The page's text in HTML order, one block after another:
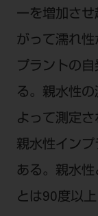
ーを増加さ
がって濡れ
プラントの
る。親水性
よって測定
親水性イン
ある。親水
とは90度以